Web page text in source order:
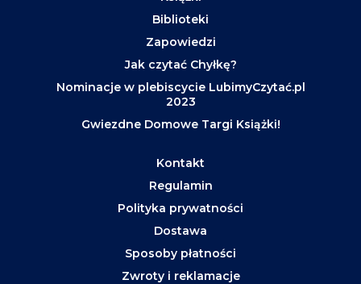
Biblioteki
Zapowiedzi
Jak czytać Chyłkę?
Nominacje w plebiscycie LubimyCzytać.pl
2023
Gwiezdne Domowe Targi Książki!
Kontakt
Regulamin
Polityka prywatności
Dostawa
Sposoby płatności
Zwroty i reklamacje